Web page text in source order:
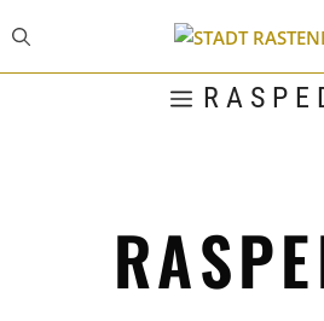
Inhalt
springen